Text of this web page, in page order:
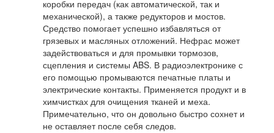
коробки передач (как автоматической, так и
механической), а также редукторов и мостов.
Средство помогает успешно избавляться от
грязевых и масляных отложений. Нефрас может
задействоваться и для промывки тормозов,
сцепления и системы ABS. В радиоэлектронике с
его помощью промываются печатные платы и
электрические контакты. Применяется продукт и в
химчистках для очищения тканей и меха.
Примечательно, что он довольно быстро сохнет и
не оставляет после себя следов.